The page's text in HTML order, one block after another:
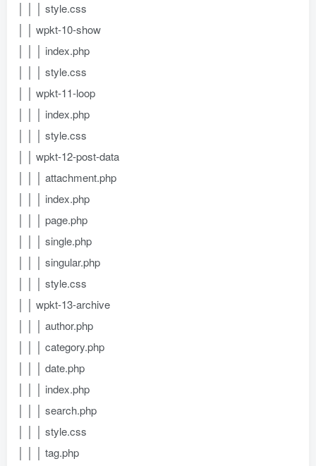
│ │ │ style.css
│ │ wpkt-10-show
│ │ │ index.php
│ │ │ style.css
│ │ wpkt-11-loop
│ │ │ index.php
│ │ │ style.css
│ │ wpkt-12-post-data
│ │ │ attachment.php
│ │ │ index.php
│ │ │ page.php
│ │ │ single.php
│ │ │ singular.php
│ │ │ style.css
│ │ wpkt-13-archive
│ │ │ author.php
│ │ │ category.php
│ │ │ date.php
│ │ │ index.php
│ │ │ search.php
│ │ │ style.css
│ │ │ tag.php